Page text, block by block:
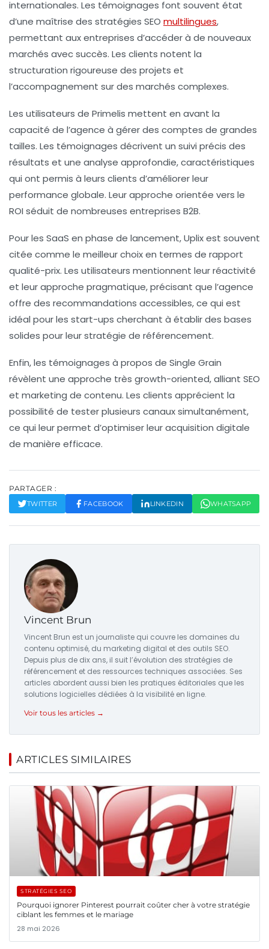
internationales. Les témoignages font souvent état
d’une maîtrise des stratégies SEO multilingues,
permettant aux entreprises d’accéder à de nouveaux
marchés avec succès. Les clients notent la
structuration rigoureuse des projets et
l’accompagnement sur des marchés complexes.
Les utilisateurs de Primelis mettent en avant la
capacité de l’agence à gérer des comptes de grandes
tailles. Les témoignages décrivent un suivi précis des
résultats et une analyse approfondie, caractéristiques
qui ont permis à leurs clients d’améliorer leur
performance globale. Leur approche orientée vers le
ROI séduit de nombreuses entreprises B2B.
Pour les SaaS en phase de lancement, Uplix est souvent
citée comme le meilleur choix en termes de rapport
qualité-prix. Les utilisateurs mentionnent leur réactivité
et leur approche pragmatique, précisant que l’agence
offre des recommandations accessibles, ce qui est
idéal pour les start-ups cherchant à établir des bases
solides pour leurstratégie de référencement.
Enfin, les témoignages à propos de Single Grain
révèlent une approche très growth-oriented, alliant SEO
et marketing de contenu. Les clients apprécient la
possibilité de tester plusieurs canaux simultanément,
ce qui leur permet d’optimiser leur acquisition digitale
de manière efficace.
PARTAGER :
TWITTER FACEBOOK LINKEDIN WHATSAPP
Vincent Brun
Vincent Brun est un journaliste qui couvre les domaines du
contenu optimisé, du marketing digital et des outils SEO.
Depuis plus de dix ans, il suit l’évolution des stratégies de
référencement et des ressources techniques associées. Ses
articles abordent aussi bien les pratiques éditoriales que les
solutions logicielles dédiées à la visibilité en ligne.
Voir tous les articles →
ARTICLES SIMILAIRES
STRATÉGIES SEO
Pourquoi ignorer Pinterest pourrait coûter cher à votre stratégie
ciblant les femmes et le mariage
28 mai 2026